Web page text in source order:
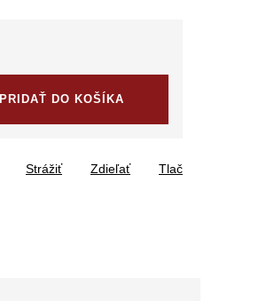
PRIDAŤ DO KOŠÍKA
Tlač
Strážiť Zdieľať